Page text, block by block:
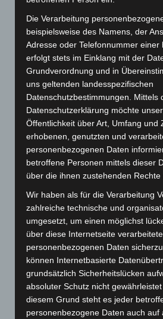
Art.-Nr. 11208-1
tie, pure silk, jacquard woven, 8,5 cm
smaler width available, quantity on
Die Verarbeitung
beispielsweise des Namens, der
Adresse oder Telefonnummer einer
erfolgt stets im Einklang mit der
Grundverordnung und in
uns geltenden landesspezifischen
Datenschutzbestimmungen. Mittels
Datenschutzerklärung möchte
Öffentlichkeit über Art, Umfang und
erhobenen, genutzten und
personenbezogenen Daten
betroffene Personen mittels dieser
über die ihnen zustehenden Rechte
Wir haben als für die Verarbeitung
zahlreiche technische und
umgesetzt, um einen möglichst
über diese Internetseite
personenbezogenen Daten
können Internetbasierte
grundsätzlich Sicherheitslücken
absoluter Schutz nicht
diesem Grund steht es jeder
personenbezogene Daten auch auf